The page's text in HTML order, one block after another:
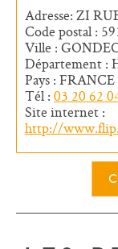
Adresse: ZI
Code postal :
Ville :
Département :
Pays : FRANCE
Tél : 03 20 62
Site internet :
http://